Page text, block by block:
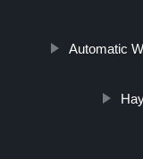
Automatic